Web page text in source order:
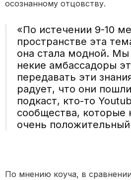
осознанному отцовству.
«По истечении 9-10
пространстве эта
она стала модной. Мы
некие амбассадоры
передавать эти
радует, что они
подкаст, кто-то
сообщества, которые
очень
По мнению коуча, в